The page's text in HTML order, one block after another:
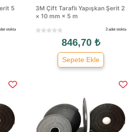
5
stokta
3M Çift Taraflı Yapışkan Şerit 2
× 10 mm × 5 m
3 adet stokta
846,70 ₺
Sepete Ekle